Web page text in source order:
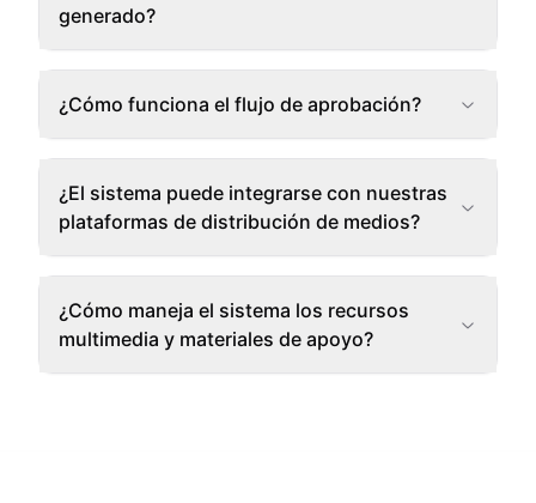
generado?
¿Cómo funciona el flujo de aprobación?
¿El sistema puede integrarse con nuestras
plataformas de distribución de medios?
¿Cómo maneja el sistema los recursos
multimedia y materiales de apoyo?